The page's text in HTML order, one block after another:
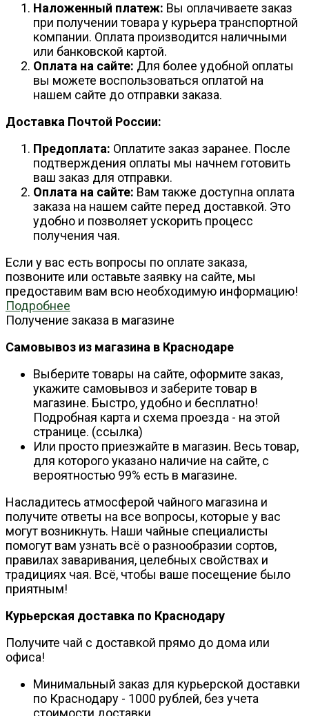
Наложенный платеж: Вы оплачиваете заказ
при получении товара у курьера транспортной
компании. Оплата производится наличными
или банковской картой.
Оплата на сайте: Для более удобной оплаты
вы можете воспользоваться оплатой на
нашем сайте до отправки заказа.
Доставка Почтой России:
Предоплата: Оплатите заказ заранее. После
подтверждения оплаты мы начнем готовить
ваш заказ для отправки.
Оплата на сайте: Вам также доступна оплата
заказа на нашем сайте перед доставкой. Это
удобно и позволяет ускорить процесс
получения чая.
Если у вас есть вопросы по оплате заказа,
позвоните или оставьте заявку на сайте, мы
предоставим вам всю необходимую информацию!
Подробнее
Получение заказа в магазине
Самовывоз из магазина в Краснодаре
Выберите товары на сайте, оформите заказ,
укажите самовывоз и заберите товар в
магазине. Быстро, удобно и бесплатно!
Подробная карта и схема проезда - на этой
странице. (ссылка)
Или просто приезжайте в магазин. Весь товар,
для которого указано наличие на сайте, с
вероятностью 99% есть в магазине.
Насладитесь атмосферой чайного магазина и
получите ответы на все вопросы, которые у вас
могут возникнуть. Наши чайные специалисты
помогут вам узнать всё о разнообразии сортов,
правилах заваривания, целебных свойствах и
традициях чая. Всё, чтобы ваше посещение было
приятным!
Курьерская доставка по Краснодару
Получите чай с доставкой прямо до дома или
офиса!
Минимальный заказ для курьерской доставки
по Краснодару - 1000 рублей, без учета
стоимости доставки